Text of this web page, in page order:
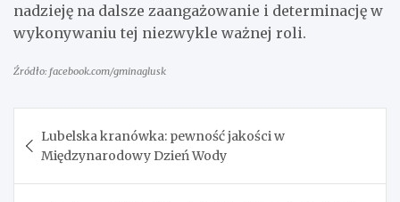
nadzieję na dalsze zaangażowanie i determinację w
wykonywaniu tej niezwykle ważnej roli.
Źródło: facebook.com/gminaglusk
wpisu
Lubelska kranówka: pewność jakości w
Międzynarodowy Dzień Wody